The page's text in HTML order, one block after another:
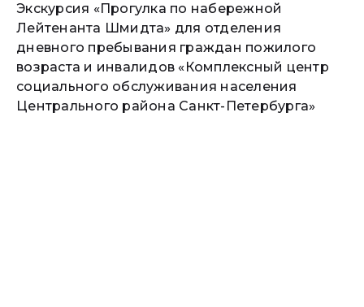
Экскурсия «Прогулка по набережной
Лейтенанта Шмидта» для отделения
дневного пребывания граждан пожилого
возраста и инвалидов «Комплексный центр
социального обслуживания населения
Центрального района Санкт-Петербурга»